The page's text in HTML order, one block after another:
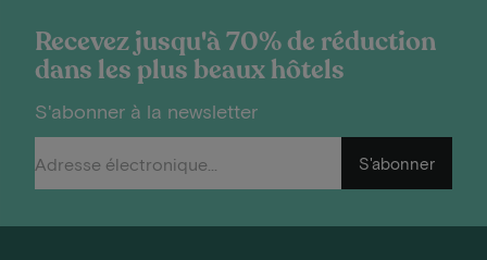
Recevez jusqu'à 70% de réduction
dans les plus beaux hôtels
S'abonner à la newsletter
S'abonner